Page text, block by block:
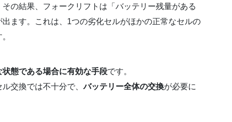
その結果、フォークリフトは「バッテリー残量がある
ます。これは、1つの劣化セルがほかの正常なセルの
態である場合に有効な手段です。
交換では不十分で、バッテリー全体の交換が必要に